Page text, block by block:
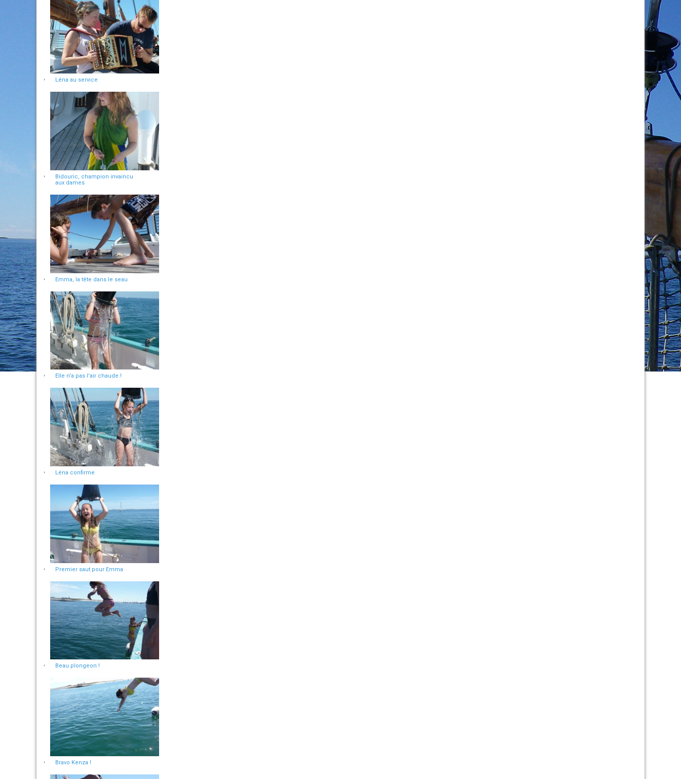
Léna au service
Bidouric, champion invaincu
aux dames
Emma, la tête dans le seau
Elle n'a pas l'air chaude !
Léna confirme
Premier saut pour Emma
Beau plongeon !
Bravo Kenza !